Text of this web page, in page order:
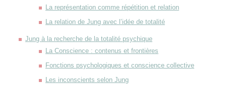
La représentation comme répétition et relation
La relation de Jung avec l’idée de totalité
Jung à la recherche de la totalité psychique
La Conscience : contenus et frontières
Fonctions psychologiques et conscience collective
Les inconscients selon Jung